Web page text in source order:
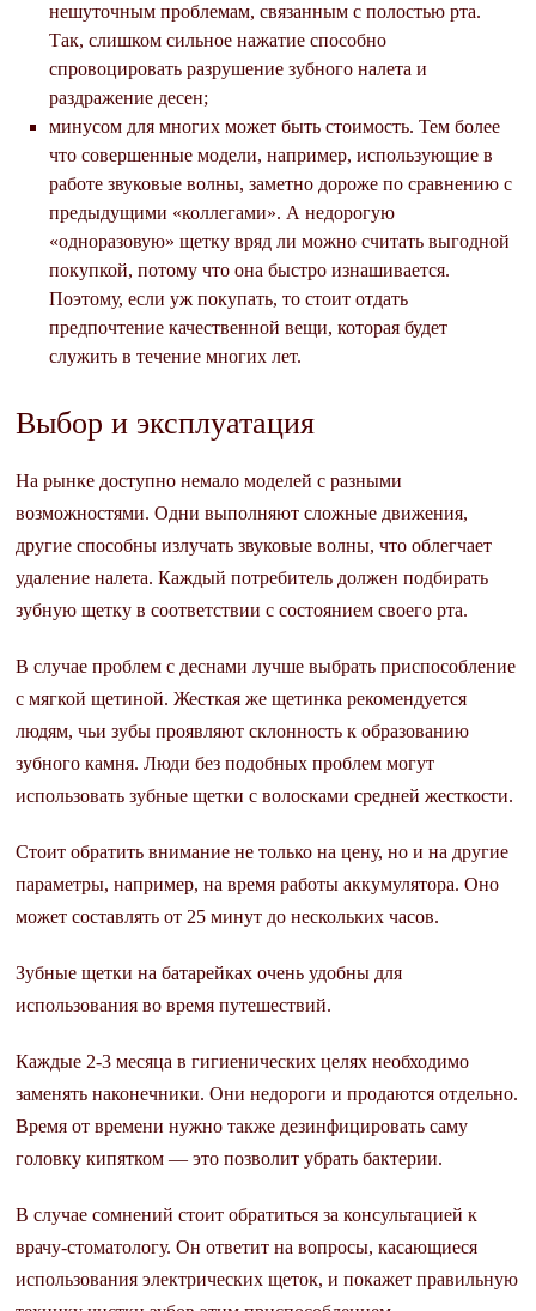
нешуточным проблемам, связанным с полостью рта.
Так, слишком сильное нажатие способно
спровоцировать разрушение зубного налета и
раздражение десен;
минусом для многих может быть стоимость. Тем более
что совершенные модели, например, использующие в
работе звуковые волны, заметно дороже по сравнению с
предыдущими «коллегами». А недорогую
«одноразовую» щетку вряд ли можно считать выгодной
покупкой, потому что она быстро изнашивается.
Поэтому, если уж покупать, то стоит отдать
предпочтение качественной вещи, которая будет
служить в течение многих лет.
Выбор и эксплуатация
На рынке доступно немало моделей с разными
возможностями. Одни выполняют сложные движения,
другие способны излучать звуковые волны, что облегчает
удаление налета. Каждый потребитель должен подбирать
зубную щетку в соответствии с состоянием своего рта.
В случае проблем с деснами лучше выбрать приспособление
с мягкой щетиной. Жесткая же щетинка рекомендуется
людям, чьи зубы проявляют склонность к образованию
зубного камня. Люди без подобных проблем могут
использовать зубные щетки с волосками средней жесткости.
Стоит обратить внимание не только на цену, но и на другие
параметры, например, на время работы аккумулятора. Оно
может составлять от 25 минут до нескольких часов.
Зубные щетки на батарейках очень удобны для
использования во время путешествий.
Каждые 2-3 месяца в гигиенических целях необходимо
заменять наконечники. Они недороги и продаются отдельно.
Время от времени нужно также дезинфицировать саму
головку кипятком — это позволит убрать бактерии.
В случае сомнений стоит обратиться за консультацией к
врачу-стоматологу. Он ответит на вопросы, касающиеся
использования электрических щеток, и покажет правильную